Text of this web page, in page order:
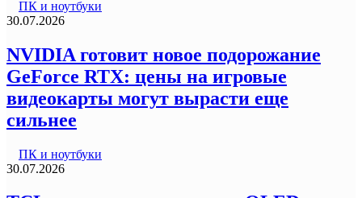
ПК и ноутбуки
30.07.2026
NVIDIA готовит новое подорожание
GeForce RTX: цены на игровые
видеокарты могут вырасти еще
сильнее
ПК и ноутбуки
30.07.2026